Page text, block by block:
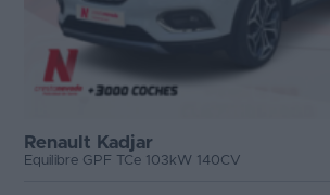
Renault Kadjar
Equilibre GPF TCe 103kW 140CV